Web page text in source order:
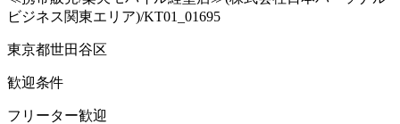
ビジネス関東エリア)/KT01_01695
東京都世田谷区
歓迎条件
フリーター歓迎